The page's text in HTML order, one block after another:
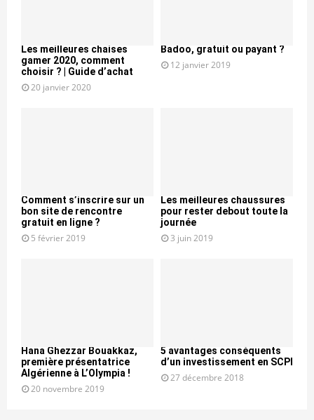
Les meilleures chaises
gamer 2020, comment
choisir ? | Guide d’achat
20 janvier 2020
Badoo, gratuit ou payant ?
12 janvier 2019
Comment s’inscrire sur un
bon site de rencontre
gratuit en ligne ?
5 février 2019
Les meilleures chaussures
pour rester debout toute la
journée
3 juin 2019
Hana Ghezzar Bouakkaz,
première présentatrice
Algérienne à L’Olympia !
20 novembre 2019
5 avantages conséquents
d’un investissement en SCPI
27 décembre 2018